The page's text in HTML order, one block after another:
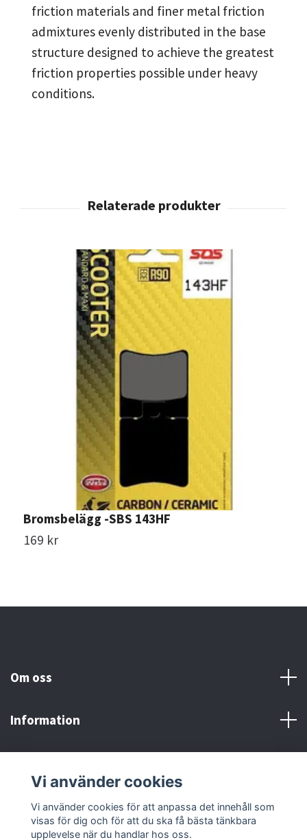
friction materials and finer metal friction
admixtures evenly distributed in the base
structure designed to achieve the greatest
friction properties possible under heavy
conditions.
Bromsbelägg -SBS 143HF
169 kr
Om oss
Information
Sociala medier
Vi använder cookies
Vi använder cookies för att anpassa det innehåll som
visas för dig och för att du ska få bästa tänkbara
upplevelse när du handlar hos oss.